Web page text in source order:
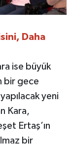
Daha
ise büyük
bir gece
yeni
Kara,
Ertaş’ın
bir